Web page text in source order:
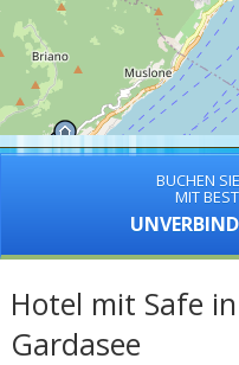
BUCHEN
MIT
Hotel mit Safe
Gardasee